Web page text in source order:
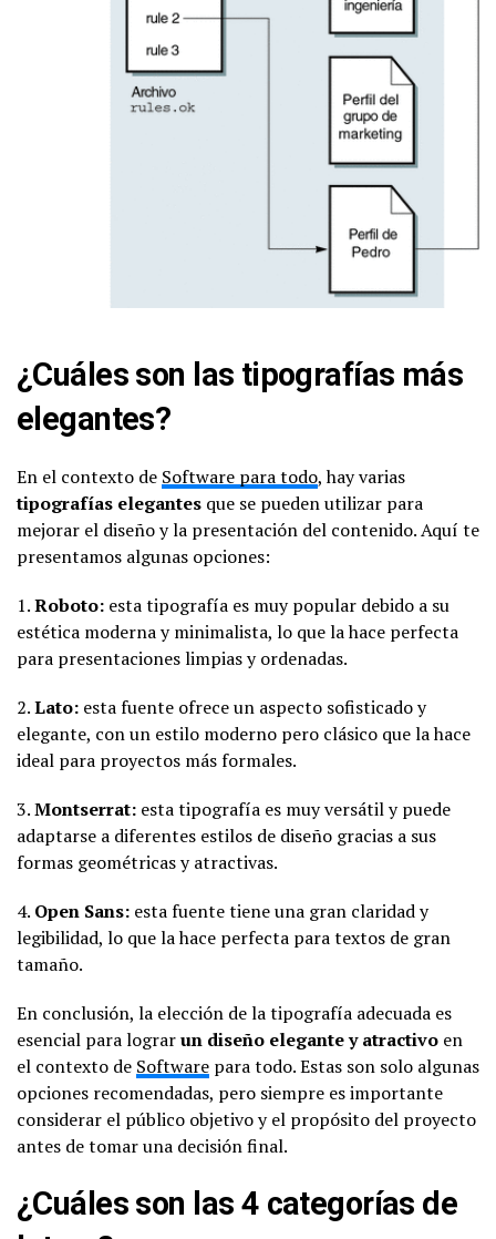
¿Cuáles son las tipografías más
elegantes?
En el contexto de Software para todo, hay varias
tipografías elegantes que se pueden utilizar para
mejorar el diseño y la presentación del contenido. Aquí te
presentamos algunas opciones:
1.Roboto: esta tipografía es muy popular debido a su
estética moderna y minimalista, lo que la hace perfecta
para presentaciones limpias y ordenadas.
2.Lato: esta fuente ofrece un aspecto sofisticado y
elegante, con un estilo moderno pero clásico que la hace
ideal para proyectos más formales.
3.Montserrat: esta tipografía es muy versátil y puede
adaptarse a diferentes estilos de diseño gracias a sus
formas geométricas y atractivas.
4. Open Sans: esta fuente tiene una gran claridad y
legibilidad, lo que la hace perfecta para textos de gran
tamaño.
En conclusión, la elección de la tipografía adecuada es
esencial para lograrun diseño elegante y atractivo en
el contexto de Software para todo. Estas son solo algunas
opciones recomendadas, pero siempre es importante
considerar el público objetivo y el propósito del proyecto
antes de tomar una decisión final.
¿Cuáles son las 4 categorías de